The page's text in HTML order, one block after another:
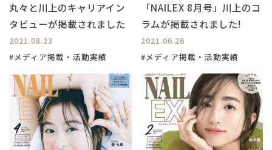
丸々と川上のキャリアイン
タビューが掲載されました
2021.08.23
#メディア掲載・活動実績
「NAILEX 8月号」川上のコ
ラムが掲載されました!
2021.06.26
#メディア掲載・活動実績